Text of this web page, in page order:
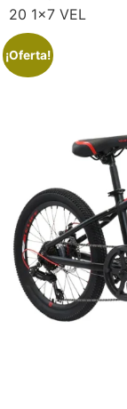
20 1×7 VEL
¡Oferta!